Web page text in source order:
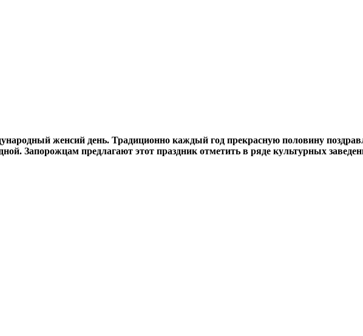
женсий день. Традиционно каждый год прекрасную половину
Запорожцам предлагают этот праздник отметить в ряде культурных